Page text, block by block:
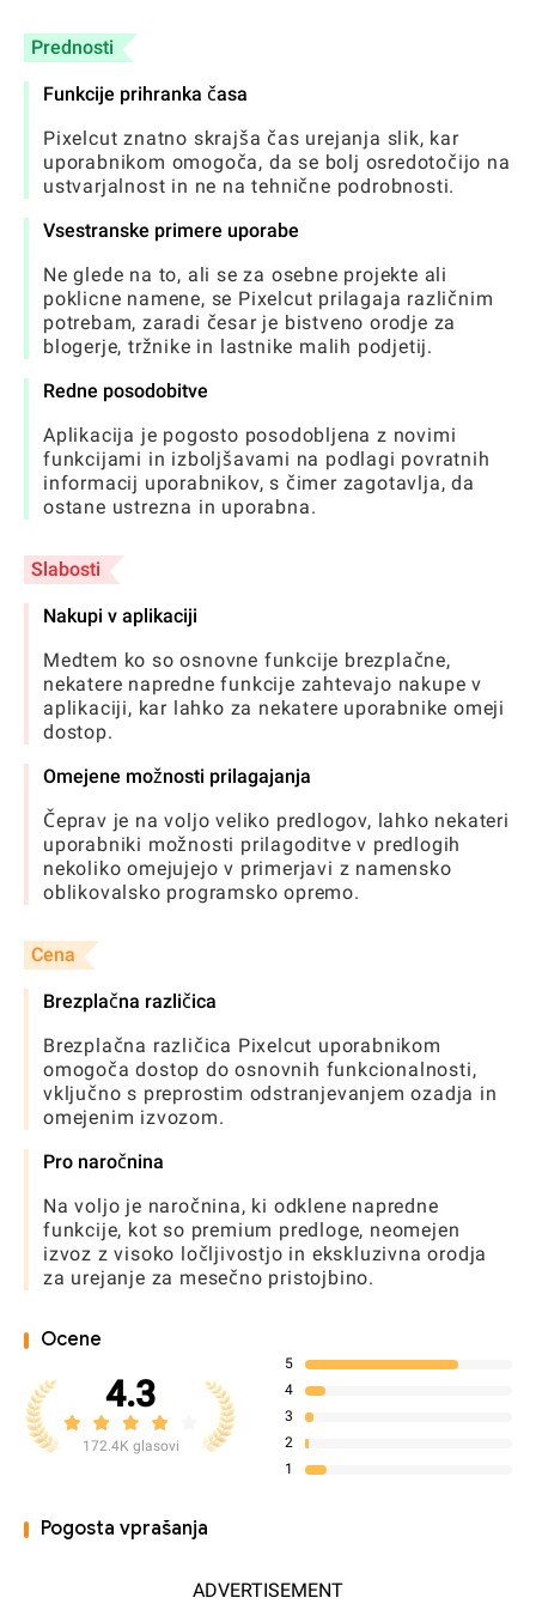
Prednosti
Funkcije prihranka časa
Pixelcut znatno skrajša čas urejanja slik, kar
uporabnikom omogoča, da se bolj osredotočijo na
ustvarjalnost in ne na tehnične podrobnosti.
Vsestranske primere uporabe
Ne glede na to, ali se za osebne projekte ali
poklicne namene, se Pixelcut prilagaja različnim
potrebam, zaradi česar je bistveno orodje za
blogerje, tržnike in lastnike malih podjetij.
Redne posodobitve
Aplikacija je pogosto posodobljena z novimi
funkcijami in izboljšavami na podlagi povratnih
informacij uporabnikov, s čimer zagotavlja, da
ostane ustrezna in uporabna.
Slabosti
Nakupi v aplikaciji
Medtem ko so osnovne funkcije brezplačne,
nekatere napredne funkcije zahtevajo nakupe v
aplikaciji, kar lahko za nekatere uporabnike omeji
dostop.
Omejene možnosti prilagajanja
Čeprav je na voljo veliko predlogov, lahko nekateri
uporabniki možnosti prilagoditve v predlogih
nekoliko omejujejo v primerjavi z namensko
oblikovalsko programsko opremo.
Cena
Brezplačna različica
Brezplačna različica Pixelcut uporabnikom
omogoča dostop do osnovnih funkcionalnosti,
vključno s preprostim odstranjevanjem ozadja in
omejenim izvozom.
Pro naročnina
Na voljo je naročnina, ki odklene napredne
funkcije, kot so premium predloge, neomejen
izvoz z visoko ločljivostjo in ekskluzivna orodja
za urejanje za mesečno pristojbino.
Ocene
4.3
172.4K glasovi
5
4
3
2
1
Pogosta vprašanja
ADVERTISEMENT